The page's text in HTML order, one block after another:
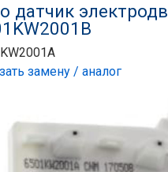
датчик
замену / аналог